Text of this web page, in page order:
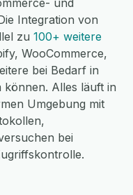
und
Integration von
zu 100+ weitere
WooCommerce,
bei Bedarf in
Alles läuft in
Umgebung mit
bei